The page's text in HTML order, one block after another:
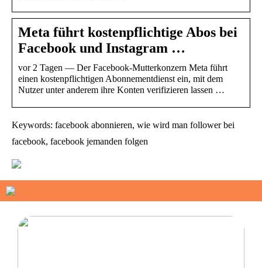
Meta führt kostenpflichtige Abos bei
Facebook und Instagram …
vor 2 Tagen — Der Facebook-Mutterkonzern Meta führt
einen kostenpflichtigen Abonnementdienst ein, mit dem
Nutzer unter anderem ihre Konten verifizieren lassen …
Keywords: facebook abonnieren, wie wird man follower bei
facebook, facebook jemanden folgen